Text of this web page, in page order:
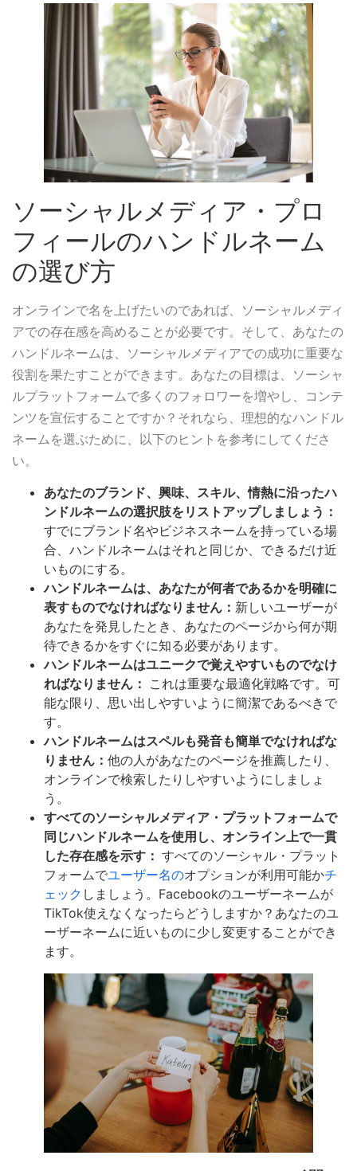
ソーシャルメディア・プロ
フィールのハンドルネーム
の選び方
オンラインで名を上げたいのであれば、ソーシャルメディ
アでの存在感を高めることが必要です。そして、あなたの
ハンドルネームは、ソーシャルメディアでの成功に重要な
役割を果たすことができます。あなたの目標は、ソーシャ
ルプラットフォームで多くのフォロワーを増やし、コンテ
ンツを宣伝することですか？それなら、理想的なハンドル
ネームを選ぶために、以下のヒントを参考にしてくださ
い。
あなたのブランド、興味、スキル、情熱に沿ったハ
ンドルネームの選択肢をリストアップしましょう：
すでにブランド名やビジネスネームを持っている場
合、ハンドルネームはそれと同じか、できるだけ近
いものにする。
ハンドルネームは、あなたが何者であるかを明確に
表すものでなければなりません： 新しいユーザーが
あなたを発見したとき、あなたのページから何が期
待できるかをすぐに知る必要があります。
ハンドルネームはユニークで覚えやすいものでなけ
ればなりません： これは重要な最適化戦略です。可
能な限り、思い出しやすいように簡潔であるべきで
す。
ハンドルネームはスペルも発音も簡単でなければな
りません： 他の人があなたのページを推薦したり、
オンラインで検索したりしやすいようにしましょ
う。
すべてのソーシャルメディア・プラットフォームで
同じハンドルネームを使用し、オンライン上で一貫
した存在感を示す： すべてのソーシャル・プラット
フォームでユーザー名のオプションが利用可能かチ
ェック しましょう。Facebookのユーザーネームが
TikTok使えなくなったらどうしますか？あなたのユ
ーザーネームに近いものに少し変更することができ
ます。